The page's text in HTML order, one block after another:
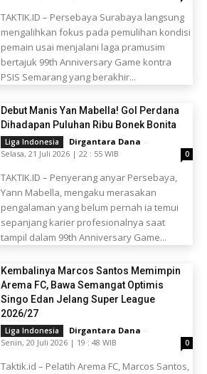
TAKTIK.ID – Persebaya Surabaya langsung
mengalihkan fokus pada pemulihan kondisi
pemain usai menjalani laga pramusim
bertajuk 99th Anniversary Game kontra
PSIS Semarang yang berakhir...
Debut Manis Yan Mabella! Gol Perdana
Dihadapan Puluhan Ribu Bonek Bonita
Liga Indonesia Dirgantara Dana -
Selasa, 21 Juli 2026 | 22 : 55 WIB
0
TAKTIK.ID – Penyerang anyar Persebaya,
Yann Mabella, mengaku merasakan
pengalaman yang belum pernah ia temui
sepanjang karier profesionalnya saat
tampil dalam 99th Anniversary Game...
Kembalinya Marcos Santos Memimpin
Arema FC, Bawa Semangat Optimis
Singo Edan Jelang Super League
2026/27
Liga Indonesia Dirgantara Dana -
Senin, 20 Juli 2026 | 19 : 48 WIB
0
Taktik.id – Pelatih Arema FC, Marcos Santos,